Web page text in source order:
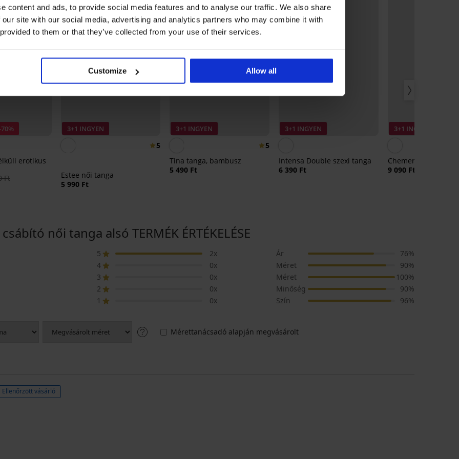
content and ads, to provide social media features and to analyse our traffic. We also share
site with our social media, advertising and analytics partners who may combine it with
to them or that they’ve collected from your use of their services.
Customize Allow all
erotikus
Ft
3+1 INGYEN
5
Estee női tanga
5 990 Ft
3+1 INGYEN
5
Tina tanga, bambusz
5 490 Ft
3+1 INGYEN
Intensa Double szexi tanga
6 390 Ft
3+1 INGYEN
Chemeris szexi
9 090 Ft
csábító női tanga alsó TERMÉK ÉRTÉKELÉSE
5
2x
4
0x
3
0x
2
0x
1
0x
Ár
76%
Méret
90%
Méret
100%
Minőség
90%
Szín
96%
Mérettanácsadó alapján megvásárolt
Ellenőrzött vásárló